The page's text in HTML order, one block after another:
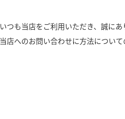
いつも当店をご利用いただき、誠にあ
当店へのお問い合わせに方法について